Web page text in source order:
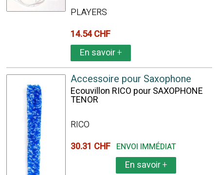
PLAYERS
14.54 CHF
En savoir+
Accessoire pour Saxophone
Ecouvillon RICO pour SAXOPHONE
TENOR
RICO
30.31 CHF ENVOI IMMÉDIAT
En savoir+